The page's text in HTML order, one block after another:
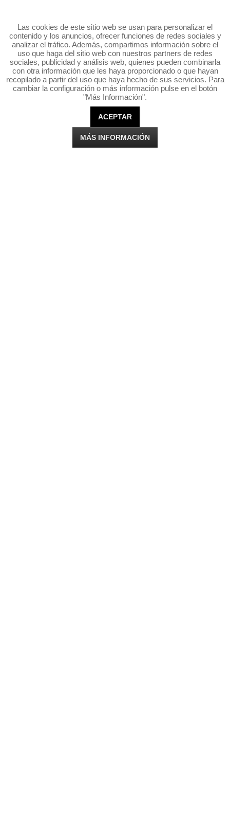
Las cookies de este sitio web se usan para personalizar el
contenido y los anuncios, ofrecer funciones de redes sociales y
analizar el tráfico. Además, compartimos información sobre el
uso que haga del sitio web con nuestros partners de redes
sociales, publicidad y análisis web, quienes pueden combinarla
con otra información que les haya proporcionado o que hayan
recopilado a partir del uso que haya hecho de sus servicios. Para
cambiar la configuración o más información pulse en el botón
"Más Información".
ACEPTAR
MÁS INFORMACIÓN